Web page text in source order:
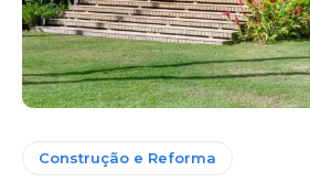
Construção e Reforma